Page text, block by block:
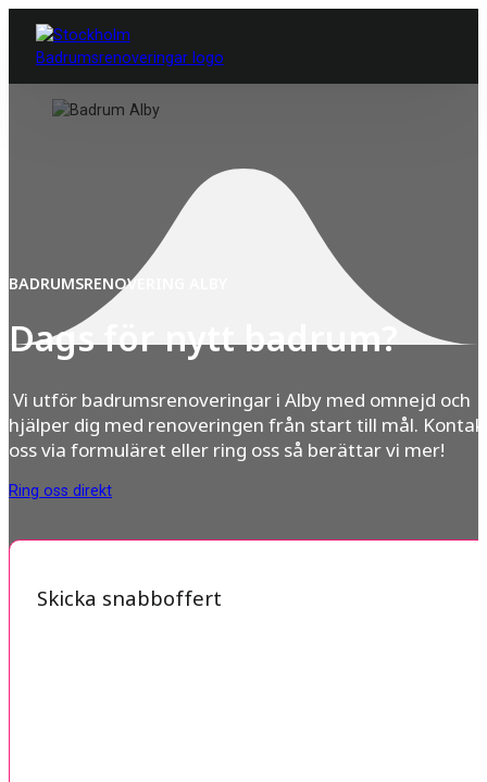
BADRUMSRENOVERING ALBY
Dags för nytt badrum?
Vi utför badrumsrenoveringar i Alby med omnejd och
hjälper dig med renoveringen från start till mål.
oss via formuläret eller ring oss så berättar vi mer!
Ring oss direkt
Skicka snabboffert